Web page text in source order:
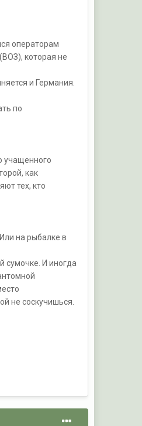
операторам
которая не
и Германия.
по
учащенного
как
тех, кто
на рыбалке в
сумочке. И иногда
не соскучишься.